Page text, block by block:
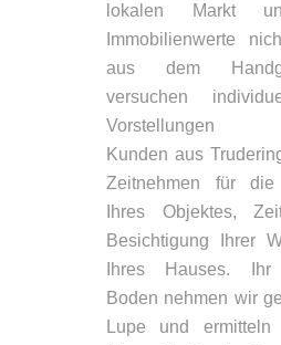
lokalen Markt
Immobilienwerte
aus dem
versuchen
Kunden aus
Zeitnehmen für die
Ihres Objektes,
Besichtigung Ihrer
Ihres Hauses.
Boden nehmen wir
Lupe und